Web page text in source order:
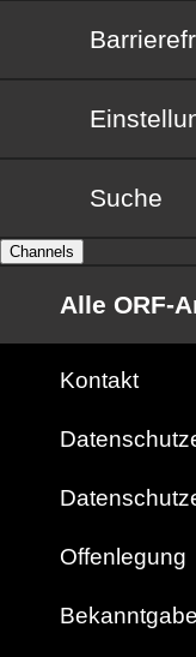
Suche
Channels
Alle ORF-
Kontakt
Offenlegung